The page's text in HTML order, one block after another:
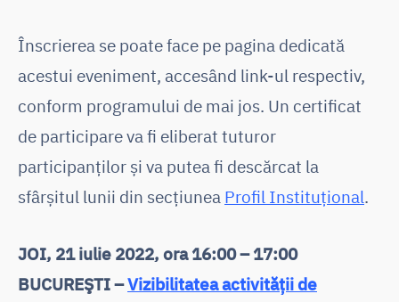
Înscrierea se poate face pe pagina dedicată
acestui eveniment, accesând link-ul respectiv,
conform programului de mai jos. Un certificat
de participare va fi eliberat tuturor
participanților și va putea fi descărcat la
sfârșitul lunii din secțiunea Profil Instituțional.
JOI, 21 iulie 2022, ora 16:00 – 17:00
BUCUREŞTI –Vizibilitatea activității de